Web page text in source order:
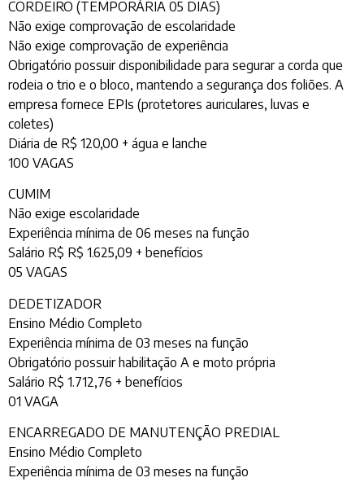
CORDEIRO (TEMPORÁRIA 05 DIAS)
Não exige comprovação de escolaridade
Não exige comprovação de experiência
Obrigatório possuir disponibilidade para segurar a corda que
rodeia o trio e o bloco, mantendo a segurança dos foliões. A
empresa fornece EPIs (protetores auriculares, luvas e
coletes)
Diária de R$ 120,00 + água e lanche
100 VAGAS
CUMIM
Não exige escolaridade
Experiência mínima de 06 meses na função
Salário R$ R$ 1.625,09 + benefícios
05 VAGAS
DEDETIZADOR
Ensino Médio Completo
Experiência mínima de 03 meses na função
Obrigatório possuir habilitação A e moto própria
Salário R$ 1.712,76 + benefícios
01 VAGA
ENCARREGADO DE MANUTENÇÃO PREDIAL
Ensino Médio Completo
Experiência mínima de 03 meses na função